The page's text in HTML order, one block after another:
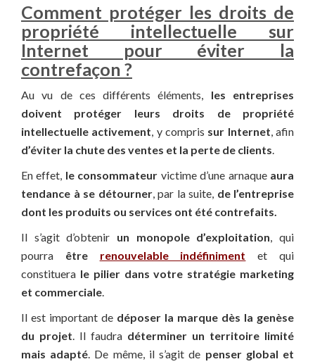
Comment protéger les droits de
propriété intellectuelle sur
Internet pour éviter la
contrefaçon ?
Au vu de ces différents éléments, les entreprises
doivent protéger leurs droits de propriété
intellectuelle activement , y compris sur Internet , afin
d’éviter la chute des ventes et la perte de clients
En effet, le consommateur victime d’une arnaque aura
tendance à se détourner, par la suite, de l’entreprise
dont les produits ou services ont été contrefaits.
Il s’agit d’obtenir un monopole d’exploitation , qui
pourra être renouvelable indéfiniment et qui
constituera le pilier dans votre stratégie marketing
et commerciale
Il est important de déposer la marque dès la genèse
du projet . Il faudra déterminer un territoire limité
mais adapté . De même, il s’agit de penser global et